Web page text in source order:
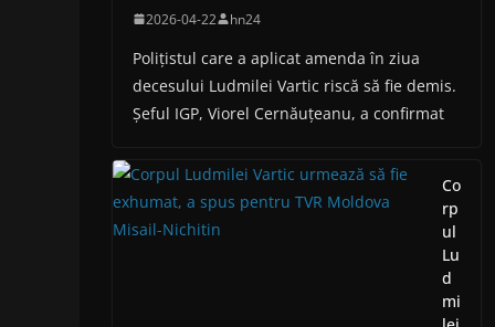
2026-04-22 hn24
Polițistul care a aplicat amenda în ziua
decesului Ludmilei Vartic riscă să fie demis.
Șeful IGP, Viorel Cernăuțeanu, a confirmat
Co
rp
ul
Lu
d
mi